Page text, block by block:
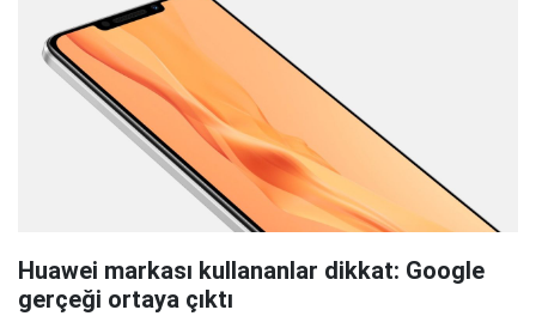
Huawei markası kullananlar dikkat: Google
gerçeği ortaya çıktı